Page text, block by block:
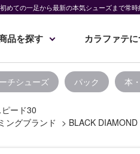
ての一足から最新の本気シューズまで常時
品を探す カラファテ
チシューズ パック 本
ピード30
ングブランド > BLACK DIAMOND